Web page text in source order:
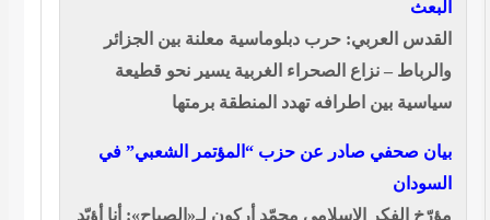
البعث
القدس العربي: حرب دبلوماسية معلنة بين الجزائر
والرباط – نزاع الصحراء الغربية يسير نحو قطيعة
سياسية بين اطرافه تهدد المنطقة برمتها
بيان صحفي صادر عن حزب “المؤتمر الشعبي” في
السودان
مؤرّخ الفكر الإسلامي محمّد أركون لـ«الصباح»: أنا أؤيّد